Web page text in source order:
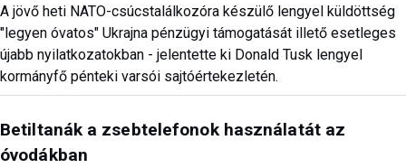
A jövő heti NATO-csúcstalálkozóra készülő lengyel küldöttség
"legyen óvatos" Ukrajna pénzügyi támogatását illető esetleges
újabb nyilatkozatokban - jelentette ki Donald Tusk lengyel
kormányfő pénteki varsói sajtóértekezletén.
Betiltanák a zsebtelefonok használatát az
óvodákban